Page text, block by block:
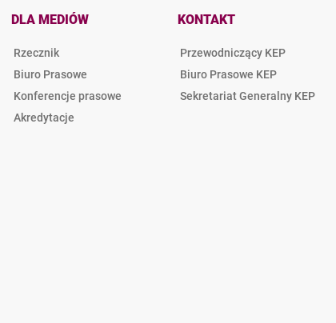
DLA MEDIÓW
Rzecznik
Biuro Prasowe
Konferencje prasowe
Akredytacje
KONTAKT
Przewodniczący KEP
Biuro Prasowe KEP
Sekretariat Generalny KEP